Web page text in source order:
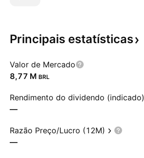
Principais estatísticas
Valor de Mercado
‪8,77 M‬ BRL
Rendimento do dividendo (indicado)
—
Razão Preço/Lucro (12M)
—